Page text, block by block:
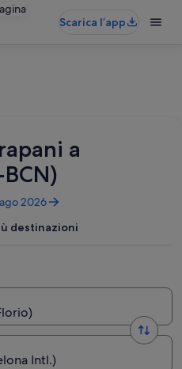
Scarica l’app
a
2026
destinazioni
Intl.)